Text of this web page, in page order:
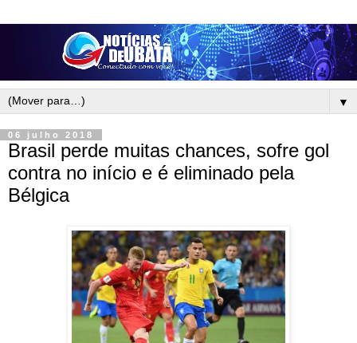
▼
06 julho 2018
Brasil perde muitas chances, sofre gol
contra no início e é eliminado pela
Bélgica